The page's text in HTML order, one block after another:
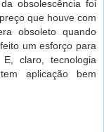
obsolescência foi
que houve com
obsoleto quando
um esforço para
claro, tecnologia
aplicação bem